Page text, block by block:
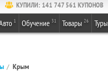
КУПИЛИ: 141 747 561 КУПОНОВ
1 Обучение 31 Товары 26 Туры
Крым